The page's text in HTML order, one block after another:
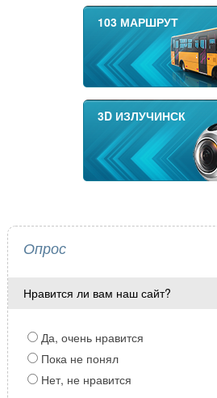
103 МАРШРУТ
3D ИЗЛУЧИНСК
Опрос
Нравится ли вам наш сайт?
Да, очень нравится
Пока не понял
Нет, не нравится